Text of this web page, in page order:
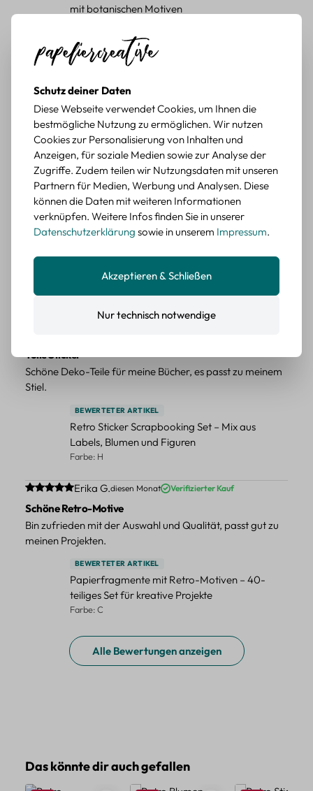
mit botanischen Motiven
Durchschnittliche Bewertung von 5 von 5 Sternen
Erika G. diesen Monat
Schöne Motive
würde sie wieder kaufen.
Retro Briefmarken Sticker Set – 45 Papier-
Sticker mit Wald- und Tiermotiven
Durchschnittliche Bewertung von 5 von 5 Sternen
Erika G.diesen Monat Verifizierter Kauf
Schöne Motive
Die Sticker passen gut zu meinen Büchern, würde sie
wieder kaufen.
BEWERTETER ARTIKEL
Retro Blumen Sticker Set – 45 Stück mit 15
Tolle Sticker
Schöne Deko-Teile für meine Bücher, es passt zu meinem
Stiel.
BEWERTETER ARTIKEL
Retro Sticker Scrapbooking Set – Mix aus
Labels, Blumen und Figuren
Farbe: H
Durchschnittliche Bewertung von 5 von 5 Sternen
Erika G.diesen Monat Verifizierter Kauf
Schöne Retro-Motive
Bin zufrieden mit der Auswahl und Qualität, passt gut zu
meinen Projekten.
BEWERTETER ARTIKEL
Papierfragmente mit Retro-Motiven – 40-
teiliges Set für kreative Projekte
Farbe: C
Alle Bewertungen anzeigen
Produktgalerie überspringen
Das könnte dir auch gefallen
Schutz deiner Daten
Diese Webseite verwendet Cookies, um Ihnen die
bestmögliche Nutzung zu ermöglichen. Wir nutzen
Cookies zur Personalisierung von Inhalten und
Anzeigen, für soziale Medien sowie zur Analyse der
Zugriffe. Zudem teilen wir Nutzungsdaten mit unseren
Partnern für Medien, Werbung und Analysen. Diese
können die Daten mit weiteren Informationen
verknüpfen. Weitere Infos finden Sie in unserer
Datenschutzerklärung sowie in unserem Impressum.
Nur technisch notwendige
Akzeptieren & Schließen